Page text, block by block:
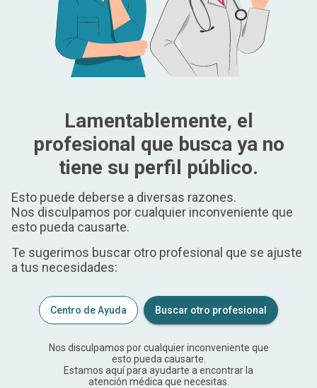
Lamentablemente, el
profesional que busca ya no
tiene su perfil público.
Esto puede deberse a diversas razones.
Nos disculpamos por cualquier inconveniente que
esto pueda causarte.
Te sugerimos buscar otro profesional que se ajuste
a tus necesidades:
Centro de Ayuda Buscar otro profesional
Nos disculpamos por cualquier inconveniente que
esto pueda causarte.
Estamos aquí para ayudarte a encontrar la
atención médica que necesitas.